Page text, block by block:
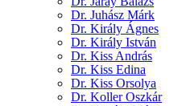
Dr. Juhász Márk
Dr. Király Ágnes
Dr. Király István
Dr. Kiss András
Dr. Kiss Edina
Dr. Kiss Orsolya
Dr. Koller Oszkár